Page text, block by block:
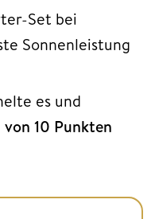
Set bei
Sonnenleistung
es und
10 Punkten